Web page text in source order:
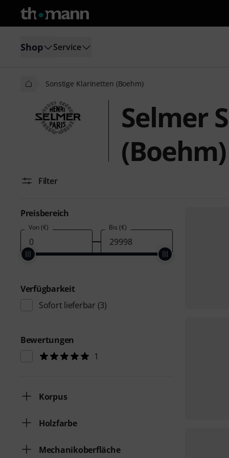
Shop Service
Sonstige Klarinetten (Boehm)
Selmer
(Boehm)
Filter
Preisbereich
Von (€) Bis (€)
Verfügbarkeit
Sofort lieferbar (3)
Bewertungen
1
Korpus
Holzfarbe
Mechanikoberfläche